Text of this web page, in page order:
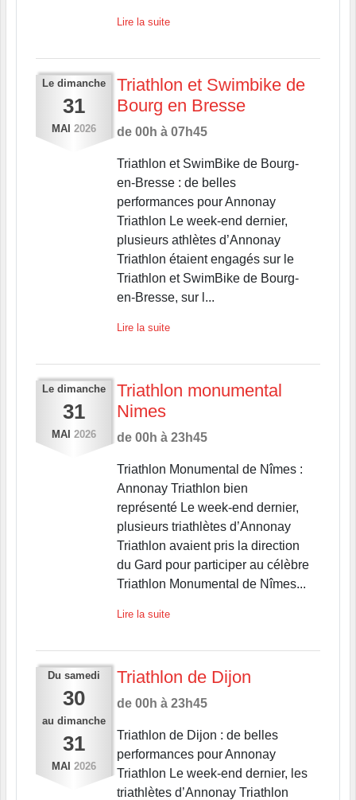
Lire la suite
Le dimanche
31
MAI 2026
Triathlon et Swimbike de
Bourg en Bresse
de 00h à 07h45
Triathlon et SwimBike de Bourg-
en-Bresse : de belles
performances pour Annonay
Triathlon Le week-end dernier,
plusieurs athlètes d’Annonay
Triathlon étaient engagés sur le
Triathlon et SwimBike de Bourg-
en-Bresse, sur l...
Lire la suite
Le dimanche
31
MAI 2026
Triathlon monumental
Nimes
de 00h à 23h45
Triathlon Monumental de Nîmes :
Annonay Triathlon bien
représenté Le week-end dernier,
plusieurs triathlètes d’Annonay
Triathlon avaient pris la direction
du Gard pour participer au célèbre
Triathlon Monumental de Nîmes...
Lire la suite
Du samedi
30
au dimanche
31
MAI 2026
Triathlon de Dijon
de 00h à 23h45
Triathlon de Dijon : de belles
performances pour Annonay
Triathlon Le week-end dernier, les
triathlètes d’Annonay Triathlon